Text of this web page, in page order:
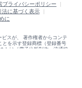
プライバシーポリシー
法に基づく表示
に
スが、 著作権者からコンテ
とを示す登録商標（登録番号
たは［電子出版制作・流通協